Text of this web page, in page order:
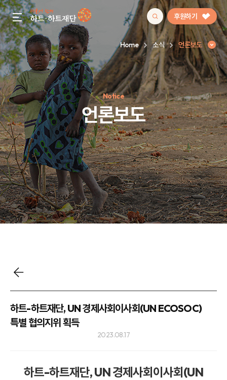
gnb menu open 후원하기
인기 키워드
#정기후원#하트플레이스#캠페인#팬덤후원
Home 소식 언론보도
Notice
언론보도
언론보도
하트-하트재단, UN 경제사회이사회(UN ECOSOC)
특별 협의지위 획득
2023.08.17
하트-하트재단, UN 경제사회이사회(UN